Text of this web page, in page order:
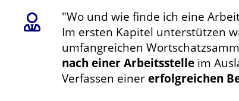
"Wo und wie finde ich eine
Im ersten Kapitel unterstützen
umfangreichen
nach einer Arbeitsstelle im
Verfassen einer erfolgreichen